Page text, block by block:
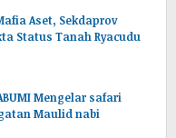
Aset, Sekdaprov
Status Tanah Ryacudu
Mengelar safari
Maulid nabi